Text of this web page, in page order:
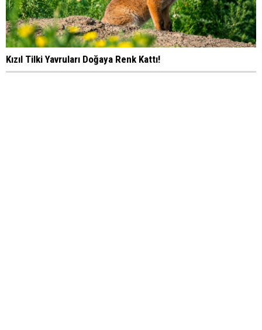
Kızıl Tilki Yavruları Doğaya Renk Kattı!